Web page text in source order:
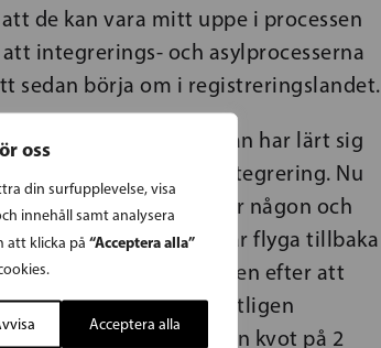
oss
din surfupplevelse, visa
innehåll samt analysera
att klicka på “Acceptera alla”
Acceptera alla
de kan vara mitt uppe i processen
integrerings- och asylprocesserna
sedan börja om i registreringslandet.
i 8 månader. Han har lärt sig
väl igång med sin integrering. Nu
där han inte känner någon och
ska vi för stora pengar flyga tillbaka
senare flyga hit dem igen efter att
av flyktingar äntligen
räkna med dem i den kvot på 2